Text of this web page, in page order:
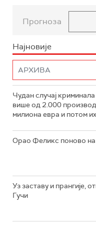
Прогноза
Најновије
Чудан случај
више од 2.000
милиона евра и потом
Орао Феликс поново
Уз заставу и прангије,
Гучи